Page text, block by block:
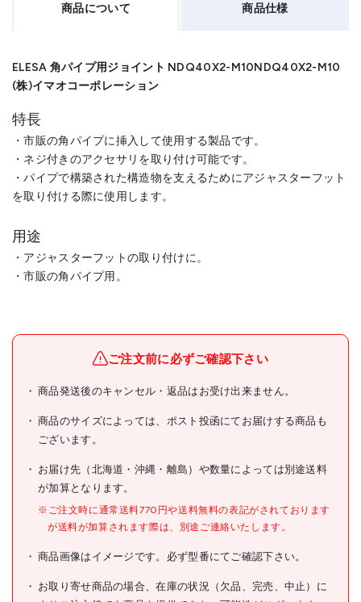
商品について
ELESA 角パイプ用ジョイント NDQ40X2-M10NDQ40X2-M10
(株)イマオコーポレーション
特長
・市販の角パイプに挿入して使用する製品です。
・ネジ付きのアクセサリを取り付け可能です。
・パイプで構築された構造物を支えるためにアジャスターフット
を取り付ける際に使用します。
用途
・アジャスターフットの取り付けに。
・市販の角パイプ用。
商品仕様
ブランド名 ELESA
商品名
ELESA 角パイプ用ジョイン
ト NDQ40X2-M10
型式 NDQ40X2-M10
JANコード
●幅(mm):40
●奥行(mm):40
●W(mm):40
●W2(mm):36
●M(mm):M10×1.5
ご注文前に必ずご確認下さい
商品発送後のキャンセル・返品はお受け出来ません。
商品のサイズによっては、ポスト投函にてお届けする商品も
ございます。
お届け先（北海道・沖縄・離島）や数量によっては別途送料
が加算となります。
※ご注文時に通常送料770円や送料無料の表記がされております
が送料が加算されます際は、別途ご連絡いたします。
商品画像はイメージです。必ず型番にてご確認下さい。
お取り寄せ商品の場合、在庫の状況（欠品、完売、中止）に